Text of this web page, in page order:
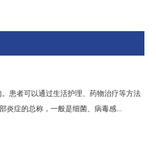
患者可以通过生活护理、药物治疗等方法
炎症的总称，一般是细菌、病毒感...